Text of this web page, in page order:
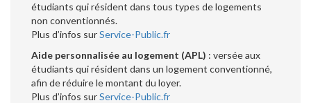
étudiants qui résident dans tous types de logements
non conventionnés.
Plus d’infos surService-Public.fr
Aide personnalisée au logement (APL) : versée aux
étudiants qui résident dans un logement conventionné,
afin de réduire le montant du loyer.
Plus d’infos surService-Public.fr